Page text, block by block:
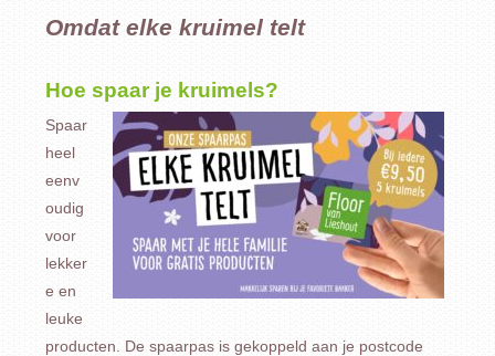
Omdat elke kruimel telt
Hoe spaar je kruimels?
Spaar
heel
eenv
oudig
voor
lekker
e en
leuke
producten. De spaarpas is gekoppeld aan je postcode